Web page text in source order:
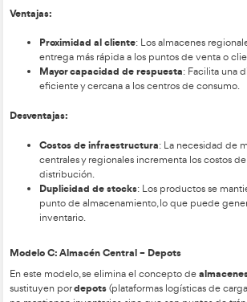
una de las funciones logísticas sean los
analizando diferentes alternativas y
costo total, siempre manteniendo la
los costos como los niveles de servicio,
NATURALEZA DE LAS DECISIONES
tomar las siguientes decisiones
Fábricas y almacenes requeridos,